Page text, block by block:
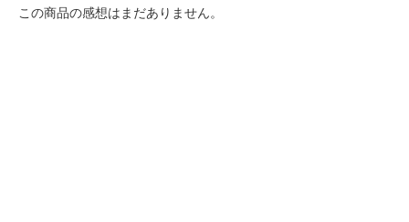
この商品の感想はまだありません。